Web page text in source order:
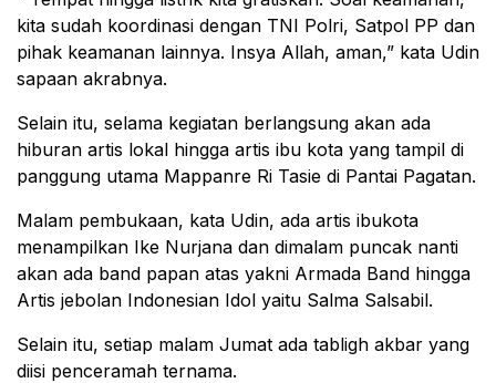
kita sudah koordinasi dengan TNI Polri, Satpol PP dan
pihak keamanan lainnya. Insya Allah, aman,” kata Udin
sapaan akrabnya.
Selain itu, selama kegiatan berlangsung akan ada
hiburan artis lokal hingga artis ibu kota yang tampil di
panggung utama Mappanre Ri Tasie di Pantai Pagatan.
Malam pembukaan, kata Udin, ada artis ibukota
menampilkan Ike Nurjana dan dimalam puncak nanti
akan ada band papan atas yakni Armada Band hingga
Artis jebolan Indonesian Idol yaitu Salma Salsabil.
Selain itu, setiap malam Jumat ada tabligh akbar yang
diisi penceramah ternama.